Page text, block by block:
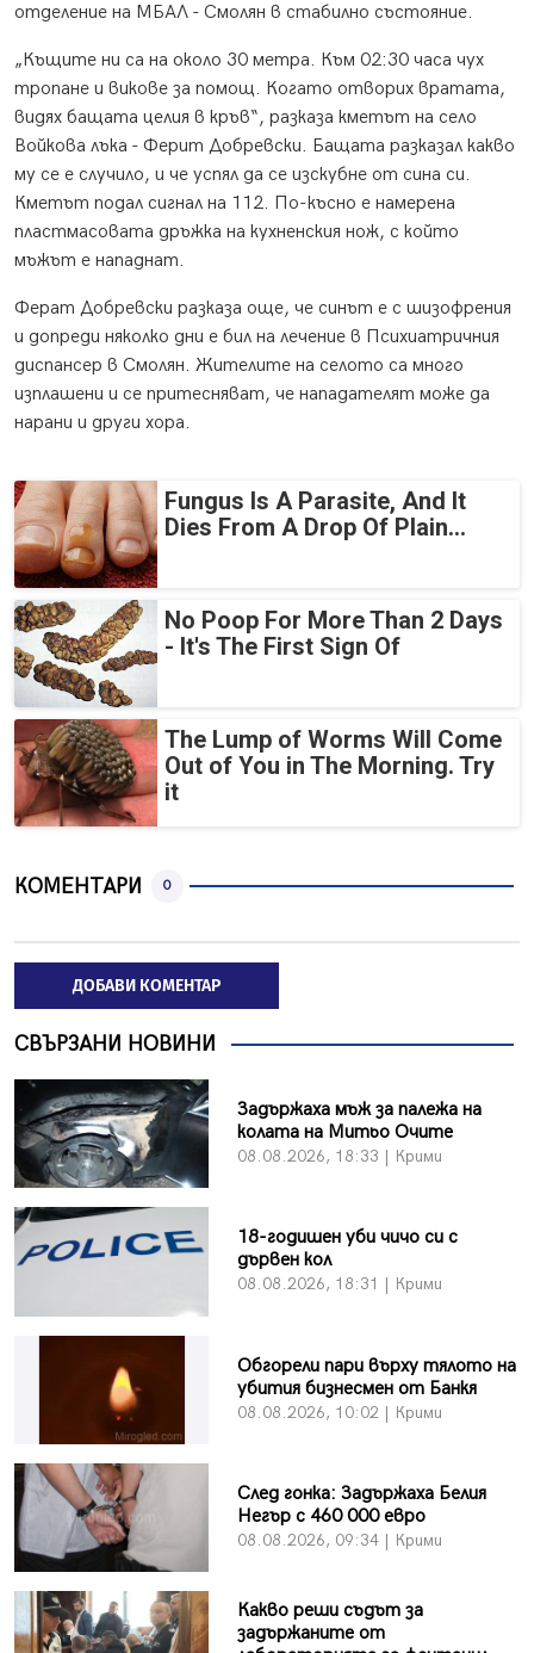
отделение на МБАЛ - Смолян в стабилно състояние.
„Къщите ни са на около 30 метра. Към 02:30 часа чух
тропане и викове за помощ. Когато отворих вратата,
видях бащата целия в кръв“, разказа кметът на село
Войкова лъка - Ферит Добревски. Бащата разказал какво
му се е случило, и че успял да се изскубне от сина си.
Кметът подал сигнал на 112. По-късно е намерена
пластмасовата дръжка на кухненския нож, с който
мъжът е нападнат.
Ферат Добревски разказа още, че синът е с шизофрения
и допреди няколко дни е бил на лечение в Психиатричния
диспансер в Смолян. Жителите на селото са много
изплашени и се притесняват, че нападателят може да
нарани и други хора.
Fungus Is A Parasite, And It
Dies From A Drop Of Plain...
No Poop For More Than 2 Days
- It's The First Sign Of
The Lump of Worms Will Come
Out of You in The Morning. Try
it
КОМЕНТАРИ 0
ДОБАВИ КОМЕНТАР
СВЪРЗАНИ НОВИНИ
Задържаха мъж за палежа на
колата на Митьо Очите
08.08.2026, 18:33 | Крими
18-годишен уби чичо си с
дървен кол
08.08.2026, 18:31 | Крими
Обгорели пари върху тялото на
убития бизнесмен от Банкя
08.08.2026, 10:02 | Крими
След гонка: Задържаха Белия
Негър с 460 000 евро
08.08.2026, 09:34 | Крими
Какво реши съдът за
задържаните от